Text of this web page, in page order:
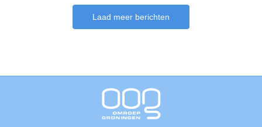
Laad meer berichten